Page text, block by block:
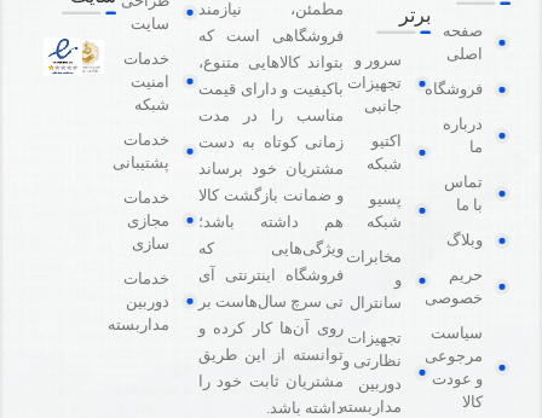
صفحه
اصلی
فروشگاه
درباره
ما
تماس
با ما
وبلاگ
حریم
خصوصی
سیاست
مرجوعی
و عودت
کالا
برتر
سرور و
تجهیزات
جانبی
اکتیو
شبکه
پسیو
شبکه
مخابرات
و
سانترال
تجهیزات
نظارتی و
دوربین
مداربسته
مطمئن، نیازمند
فروشگاهی است که
بتواند کالاهایی متنوع،
باکیفیت و دارای قیمت
مناسب را در مدت
زمانی کوتاه به دست
مشتریان خود برساند
و ضمانت بازگشت کالا
هم داشته باشد؛
ویژگی‌هایی که
فروشگاه اینترنتی آی
تی سرچ سال‌هاست بر
روی آن‌ها کار کرده و
توانسته از این طریق
مشتریان ثابت خود را
داشته باشد.
سایت
خدمات
امنیت
شبکه
خدمات
پشتیبانی
خدمات
مجازی
سازی
خدمات
دوربین
مداربسته